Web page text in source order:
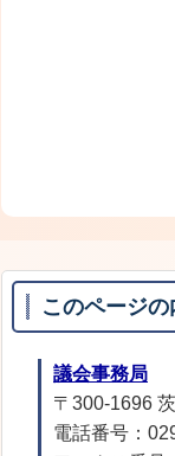
このページ
議会事務局
〒300-1696
電話番号：